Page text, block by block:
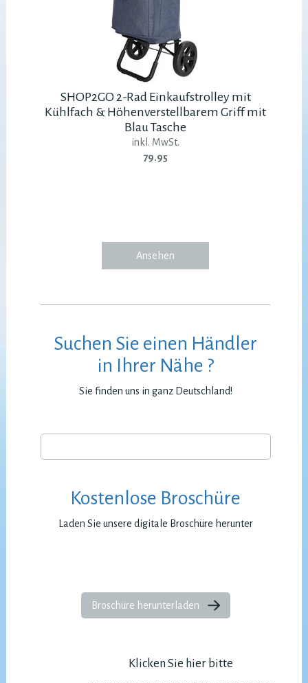
SHOP2GO 2-Rad Einkaufstrolley mit
Kühlfach & Höhenverstellbarem Griff mit
Blau Tasche
inkl. MwSt.
79.95
Ansehen
Suchen Sie einen Händler
in Ihrer Nähe ?
Sie finden uns in ganz Deutschland!
Kostenlose Broschüre
Laden Sie unsere digitale Broschüre herunter
Broschüre herunterladen
Klicken Sie hier bitte